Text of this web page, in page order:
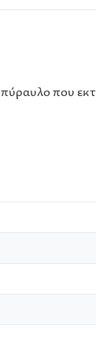
που